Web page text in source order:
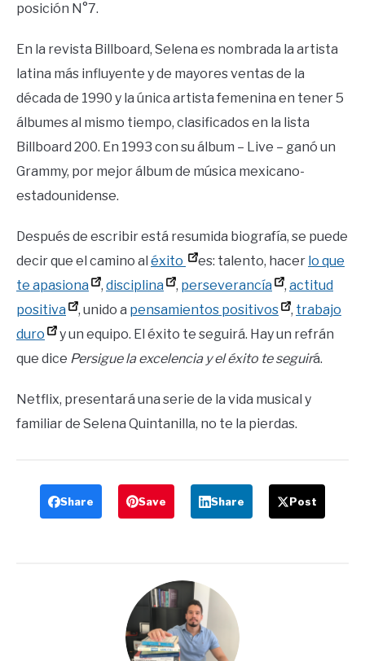
posición N°7.
En la revista Billboard, Selena es nombrada la artista
latina más influyente y de mayores ventas de la
década de 1990 y la única artista femenina en tener 5
álbumes al mismo tiempo, clasificados en la lista
Billboard 200. En 1993 con su álbum – Live – ganó un
Grammy, por mejor álbum de música mexicano-
estadounidense.
Después de escribir está resumida biografía, se puede
decir que el camino al éxito es: talento, hacer lo que
te apasiona
, disciplina , perseverancía , actitud
positiva
, unido a pensamientos positivos , trabajo
duro
y un equipo. El éxito te seguirá. Hay un refrán
que dice Persigue la excelencia y el éxito te seguirá.
Netflix, presentará una serie de la vida musical y
familiar de Selena Quintanilla, no te la pierdas.
Share Save Share Post